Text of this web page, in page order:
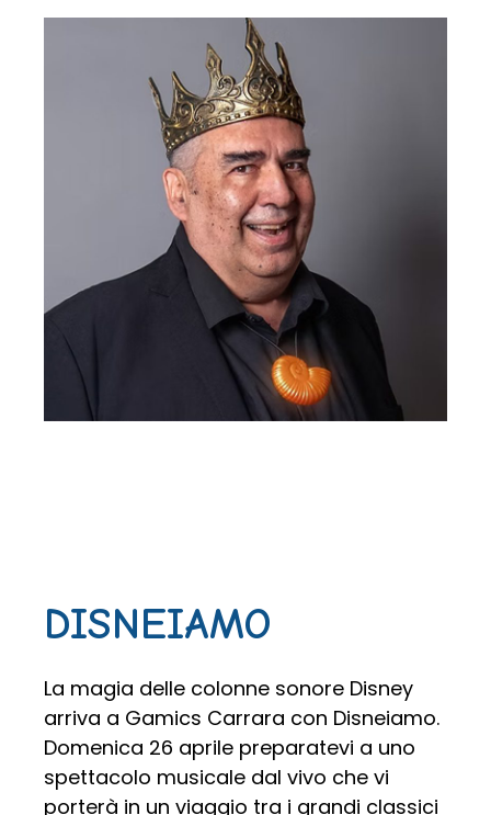
DISNEIAMO
La magia delle colonne sonore Disney
arriva a Gamics Carrara con Disneiamo.
Domenica 26 aprile preparatevi a uno
spettacolo musicale dal vivo che vi
porterà in un viaggio tra i grandi classici